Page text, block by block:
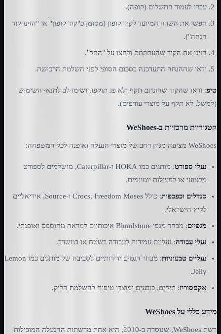
עברו לעמוד התשלום (קופה).
חפשו את השדה המיועד לקוד קופון (מסומן כ"קוד קופון" או "הזינו קוד
הנחה").
הזינו את הקוד שהעתקתם ולחצו על "החל".
ודאו שההנחה התעדכנה בסכום הסופי לפני השלמת הרכישה.
טיפ: ודאו שהקוד שהזנתם תקף ולא פג תוקפו, ושימו לב לתנאי השימוש
(למשל, לא תקף על מוצרי עודפים).
קטגוריות מרכזיות ב-WeShoes
WeShoes מציעה מגוון רחב של מוצרי הנעלה ואופנה לכל המשפחה:
נעלי ספורט
: מותגים כמו HOKA ו-Caterpillar, מושלמים לספורט
מקצועי או לפעילות יומיומית.
סנדלים וכפכפות
: כולל Crocs, Freedom Moses ו-Source, אידיאליים
לקיץ הישראלי.
מגפיים: מבחר מגפי Blundstone איכותיים למראה מחוספס ואופנתי.
נעלי עבודה: נעליים עמידות לעבודה בשטח או במשרד.
נעליים טבעוניות
: מבחר דגמים ידידותיים לסביבה של מותגים כמו Lemon
Jelly.
אקססוריז: תיקים, כובעים ומוצרי טיפוח להשלמת הלוק.
מידע כללי על WeShoes
רשת WeShoes, שנוסדה ב-2010, היא אחת מרשתות ההנעלה המובילות